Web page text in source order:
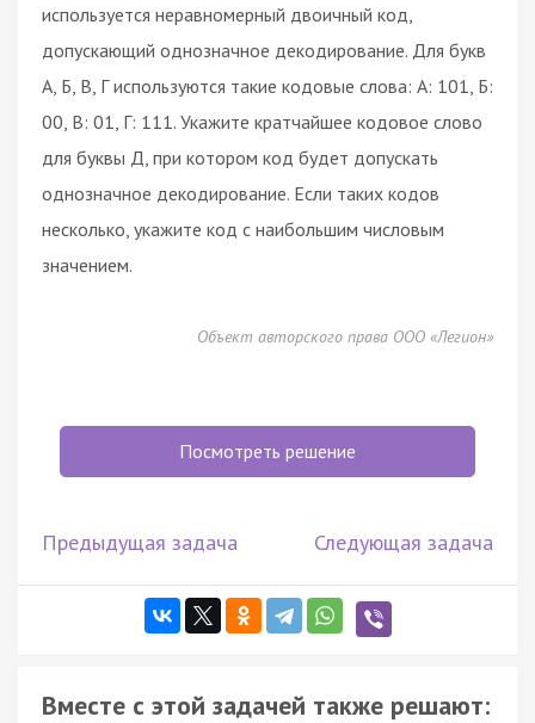
используется неравномерный двоичный код,
допускающий однозначное декодирование. Для букв
А, Б, В, Г используются такие кодовые слова: А: 101, Б:
00, В: 01, Г: 111. Укажите кратчайшее кодовое слово
для буквы Д, при котором код будет допускать
однозначное декодирование. Если таких кодов
несколько, укажите код с наибольшим числовым
значением.
Объект авторского права ООО «Легион»
Посмотреть решение
Предыдущая задача Следующая задача
Вместе с этой задачей также решают: